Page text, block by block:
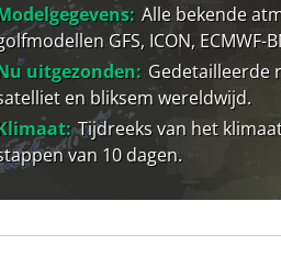
Alle bekende
GFS, ICON, ECMWF-
uitgezonden: Gedetailleerde
en bliksem wereldwijd.
Tijdreeks van het
van 10 dagen.